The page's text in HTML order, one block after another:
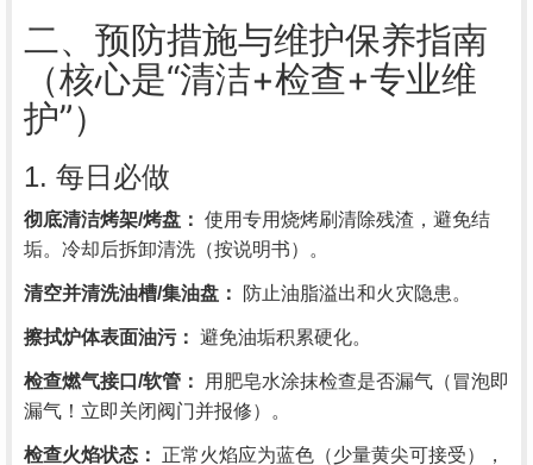
二、预防措施与维护保养指南
（核心是“清洁+检查+专业维
护”）
1. 每日必做
彻底清洁烤架/烤盘： 使用专用烧烤刷清除残渣，避免结
垢。冷却后拆卸清洗（按说明书）。
清空并清洗油槽/集油盘： 防止油脂溢出和火灾隐患。
擦拭炉体表面油污： 避免油垢积累硬化。
检查燃气接口/软管：
用肥皂水涂抹检查是否漏气（冒泡即
漏气！立即关闭阀门并报修）。
检查火焰状态： 正常火焰应为蓝色（少量黄尖可接受），